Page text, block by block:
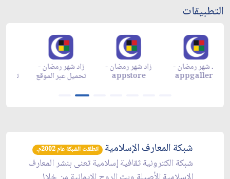
التطبيقات
زاد شهر رمضان -
تحميل عبر الموقع
زاد شهر رمضان -
appstore
زاد شهر رمضان -
appgallery
شبكة المعارف الإسلامية انطلقت الشبكة عام 2002م.
شبكة الكترونية ثقافية إسلامية تعنى بنشر المعارف